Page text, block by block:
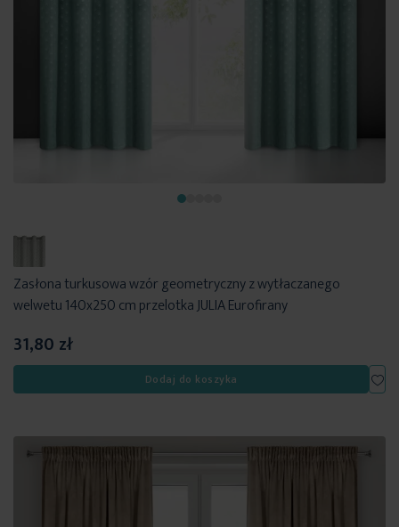
Zasłona turkusowa wzór geometryczny z wytłaczanego
welwetu 140x250 cm przelotka JULIA Eurofirany
31,80 zł
Dodaj do koszyka